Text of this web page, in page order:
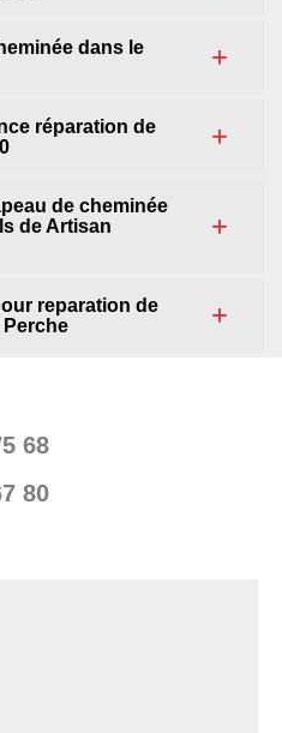
dans le
réparation de
de cheminée
de Artisan
reparation de
68
80